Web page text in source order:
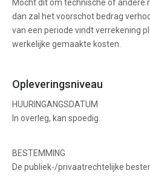
Mocht dit om technische of andere
dan zal het voorschot bedrag
van een periode vindt verrekening
werkelijke gemaakte kosten.
Opleveringsniveau
HUURINGANGSDATUM
In overleg, kan spoedig.
BESTEMMING
De publiek-/privaatrechtelijke